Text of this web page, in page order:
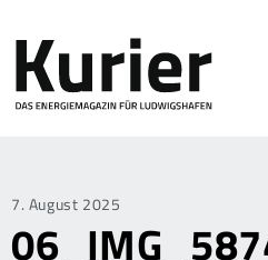
Posted
on
7. August 2025